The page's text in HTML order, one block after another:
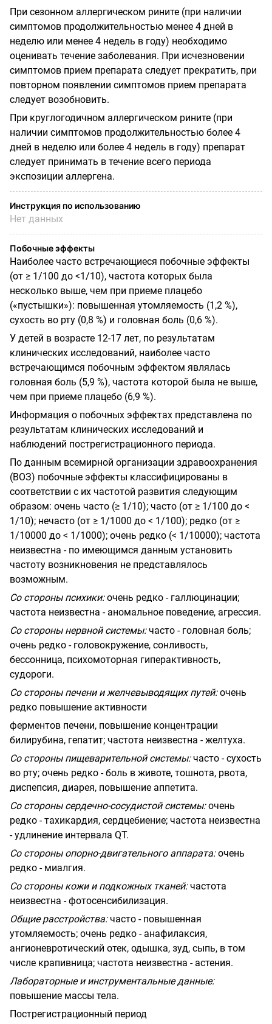
При сезонном аллергическом рините (при наличии
симптомов продолжительностью менее 4 дней в
неделю или менее 4 недель в году) необходимо
оценивать течение заболевания. При исчезновении
симптомов прием препарата следует прекратить, при
повторном появлении симптомов прием препарата
следует возобновить.
При круглогодичном аллергическом рините (при
наличии симптомов продолжительностью более 4
дней в неделю или более 4 недель в году) препарат
следует принимать в течение всего периода
экспозиции аллергена.
Инструкция по использованию
Нет данных
Побочные эффекты
Наиболее часто встречающиеся побочные эффекты
(от ≥ 1/100 до <1/10), частота которых была
несколько выше, чем при приеме плацебо
(«пустышки»): повышенная утомляемость (1,2 %),
сухость во рту (0,8 %) и головная боль (0,6 %).
У детей в возрасте 12-17 лет, по результатам
клинических исследований, наиболее часто
встречающимся побочным эффектом являлась
головная боль (5,9 %), частота которой была не выше,
чем при приеме плацебо (6,9 %).
Информация о побочных эффектах представлена по
результатам клинических исследований и
наблюдений пострегистрационного периода.
По данным всемирной организации здравоохранения
(ВОЗ) побочные эффекты классифицированы в
соответствии с их частотой развития следующим
образом: очень часто (≥ 1/10); часто (от ≥ 1/100 до <
1/10); нечасто (от ≥ 1/1000 до < 1/100); редко (от ≥
1/10000 до < 1/1000); очень редко (< 1/10000); частота
неизвестна - по имеющимся данным установить
частоту возникновения не представлялось
возможным.
Со стороны психики:очень редко - галлюцинации;
частота неизвестна - аномальное поведение, агрессия.
Со стороны нервной системы:часто - головная боль;
очень редко - головокружение, сонливость,
бессонница, психомоторная гиперактивность,
судороги.
Со стороны печени и желчевыводящих путей:очень
редко повышение активности
ферментов печени, повышение концентрации
билирубина, гепатит; частота неизвестна - желтуха.
Со стороны пищеварительной системы:часто - сухость
во рту; очень редко - боль в животе, тошнота, рвота,
диспепсия, диарея, повышение аппетита.
Со стороны сердечно-сосудистой системы:очень
редко - тахикардия, сердцебиение; частота неизвестна
- удлинение интервала QT.
Со стороны опорно-двигательного аппарата:очень
редко - миалгия.
Со стороны кожи и подкожных тканей:частота
неизвестна - фотосенсибилизация.
Общие расстройства:часто - повышенная
утомляемость; очень редко - анафилаксия,
ангионевротический отек, одышка, зуд, сыпь, в том
числе крапивница; частота неизвестна - астения.
Лабораторные и инструментальные данные:
повышение массы тела.
Пострегистрационный период